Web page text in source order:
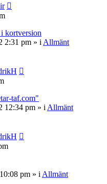
kortversion
2:31 pm » i Allmänt
taf.com"
12:34 pm » i Allmänt
pm » i Allmänt